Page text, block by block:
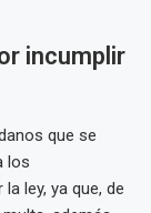
incumplir
que se
los
ley, ya que, de